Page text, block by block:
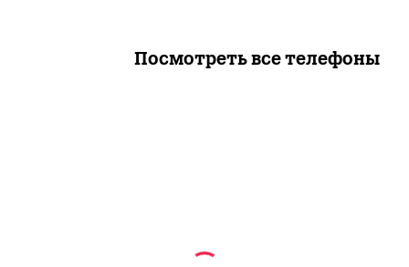
Посмотреть все телефоны